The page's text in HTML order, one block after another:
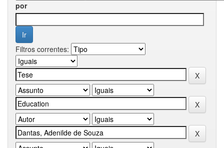
por
Filtros correntes: